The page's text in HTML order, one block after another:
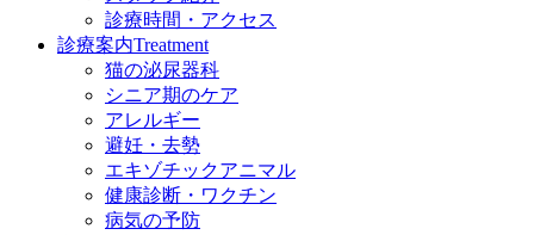
診療時間・アクセス
診療案内Treatment
猫の泌尿器科
シニア期のケア
アレルギー
避妊・去勢
エキゾチックアニマル
健康診断・ワクチン
病気の予防